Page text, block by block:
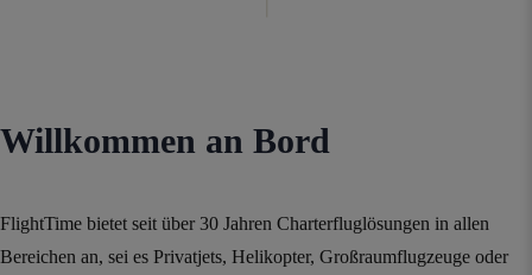
Flight Time
Willkommen an Bord
FlightTime bietet seit über 30 Jahren Charterfluglösungen in allen
Bereichen an, sei es Privatjets, Helikopter, Großraumflugzeuge oder